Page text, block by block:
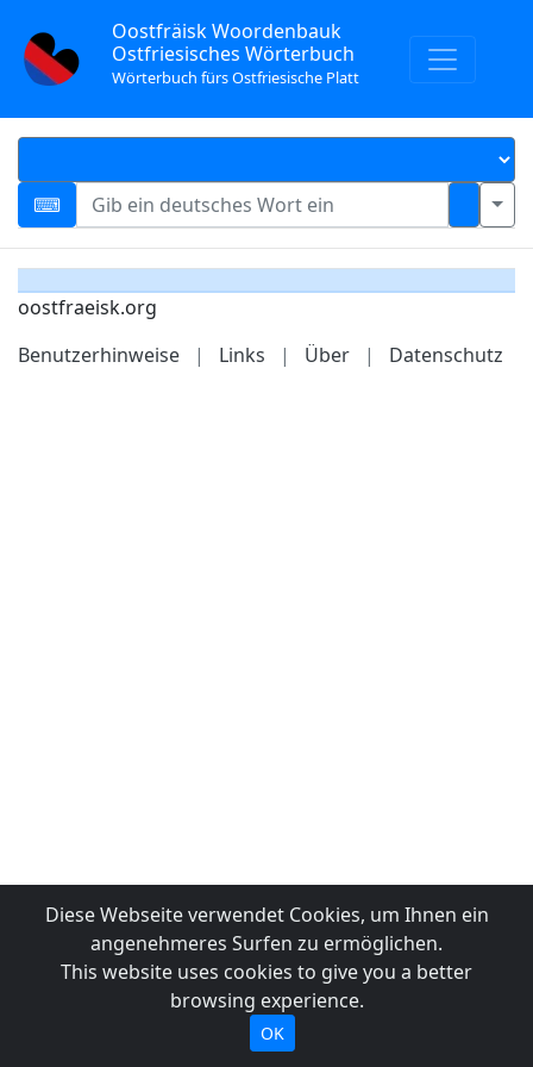
Oostfräisk Woordenbauk
Ostfriesisches Wörterbuch
Wörterbuch fürs Ostfriesische Platt
oostfraeisk.org
Benutzerhinweise
| Links | Über | Datenschutz
Diese Webseite verwendet Cookies, um Ihnen ein
angenehmeres Surfen zu ermöglichen.
This website uses cookies to give you a better
browsing experience.
OK